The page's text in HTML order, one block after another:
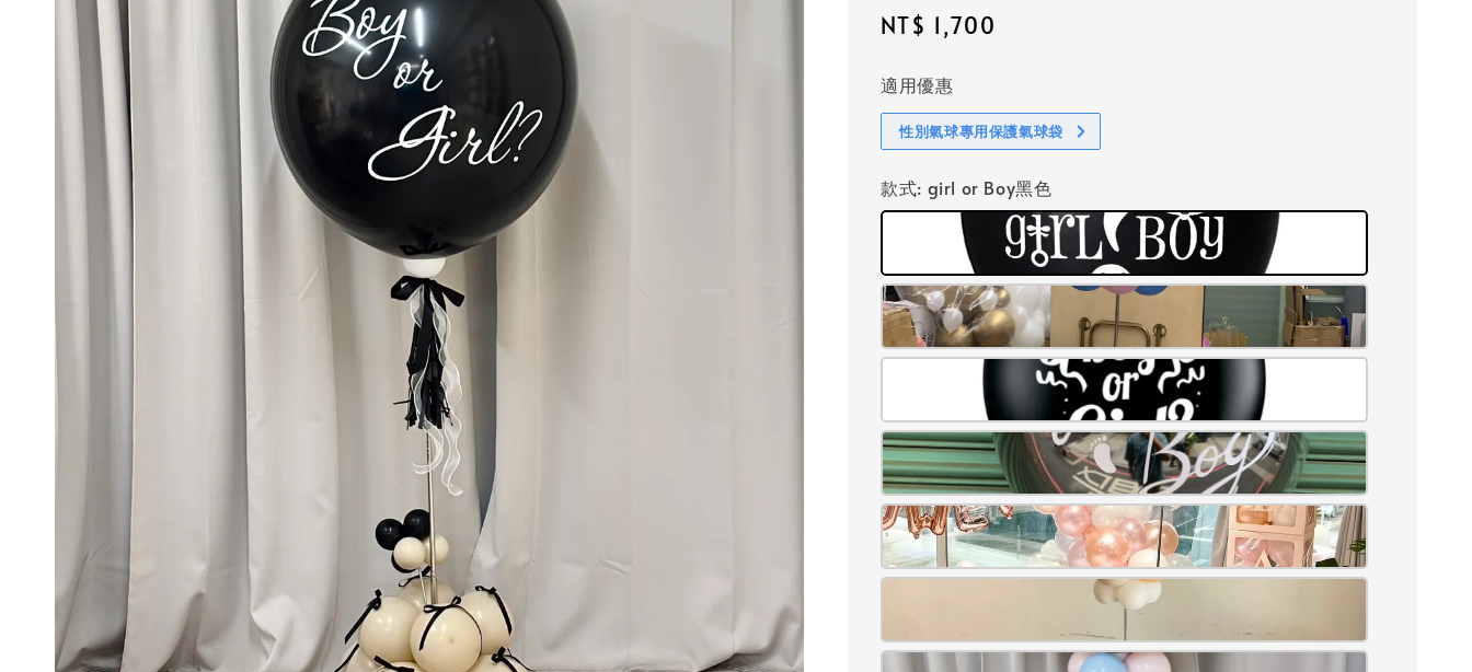
Regular
NT$ 1,700
適用優惠
性別氣球專用保護氣球袋
款式: girl or Boy黑色